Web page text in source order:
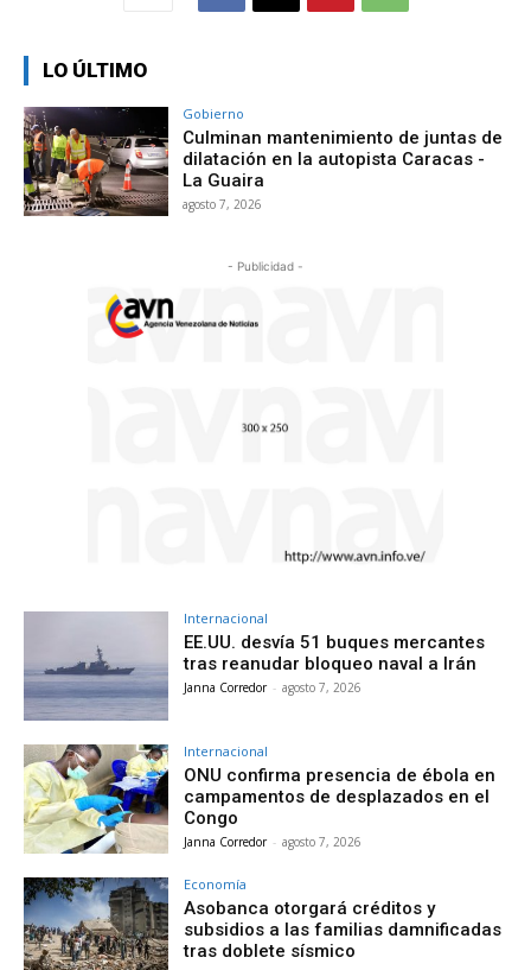
LO ÚLTIMO
Gobierno
Culminan mantenimiento de juntas de
dilatación en la autopista Caracas -
La Guaira
agosto 7, 2026
- Publicidad -
Internacional
EE.UU. desvía 51 buques mercantes
tras reanudar bloqueo naval a Irán
Janna Corredor - agosto 7, 2026
Internacional
ONU confirma presencia de ébola en
campamentos de desplazados en el
Congo
Janna Corredor - agosto 7, 2026
Economía
Asobanca otorgará créditos y
subsidios a las familias damnificadas
tras doblete sísmico